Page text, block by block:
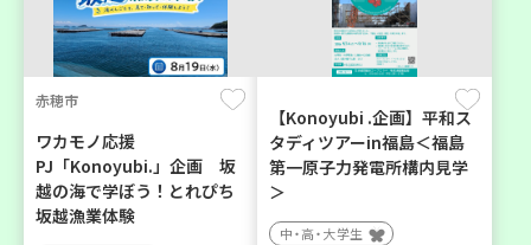
赤穂市
ワカモノ応援
PJ「Konoyubi.」企画 坂
越の海で学ぼう！とれぴち
坂越漁業体験
【Konoyubi .企画】平和ス
タディツアーin福島＜福島
第一原子力発電所構内見学
＞
中・高・大学生